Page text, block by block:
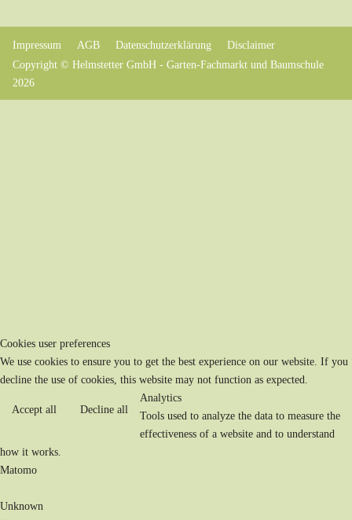
Impressum AGB Datenschutzerklärung
Disclaimer
Copyright © Helmstetter GmbH - Garten-Fachmarkt und Baumschule
2026
Cookies user preferences
We use cookies to ensure you to get the best experience on our website. If you
decline the use of cookies, this website may not function as expected.
Accept all Decline all
Analytics
Tools used to analyze the data to measure the
effectiveness of a website and to understand
how it works.
Matomo
Unknown